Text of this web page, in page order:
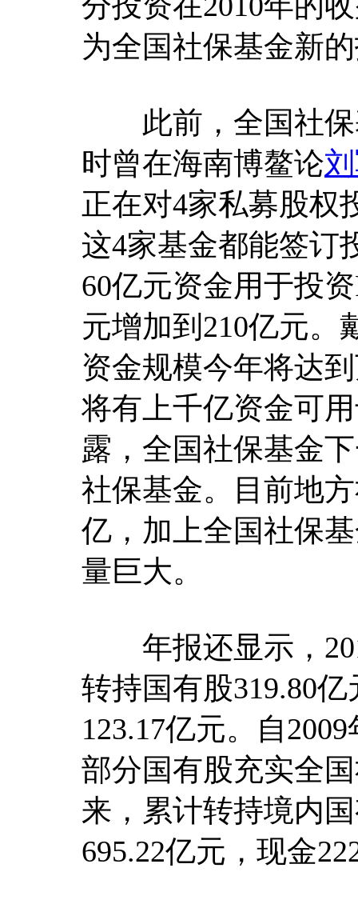
为全国社保基金新
此前，全国社保
时曾在海南博鳌论
正在对4家私募股权
这4家基金都能签订
60亿元资金用于投
元增加到210亿元。
资金规模今年将达
将有上千亿资金可
露，全国社保基金
社保基金。目前地
亿，加上全国社保
量巨大。
年报还显示，
转持国有股319.80
123.17亿元。自
部分国有股充实全
来，累计转持境内
695.22亿元，现金